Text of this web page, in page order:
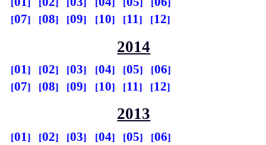
07
08 09 10 11 12
2014
01 02 03 04 05
06
07
08 09 10 11 12
2013
01 02 03 04 05
06